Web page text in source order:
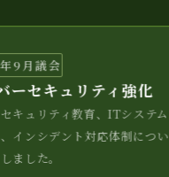
9月議会
ーセキュリティ強化
キュリティ教育、ITシステム
インシデント対応体制につい
ました。